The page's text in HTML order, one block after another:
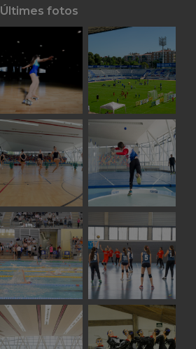
Últimes fotos